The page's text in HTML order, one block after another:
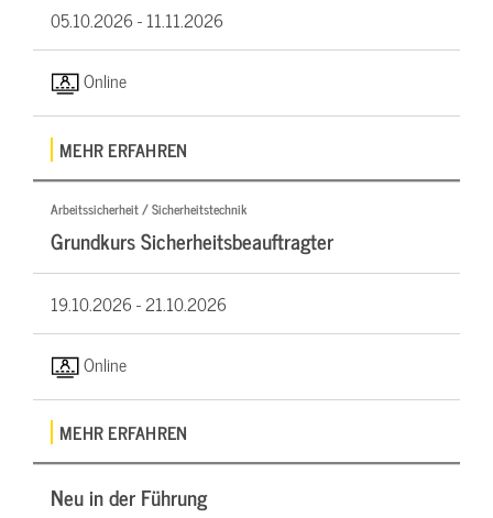
05.10.2026 -11.11.2026
Online
MEHR ERFAHREN
Arbeitssicherheit / Sicherheitstechnik
Grundkurs Sicherheitsbeauftragter
19.10.2026 -21.10.2026
Online
MEHR ERFAHREN
Neu in der Führung